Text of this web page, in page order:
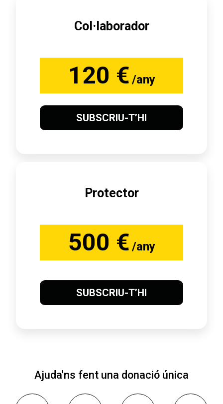
Col·laborador
120 € /any
SUBSCRIU-T’HI
Protector
500 € /any
SUBSCRIU-T’HI
Ajuda'ns fent una donació única